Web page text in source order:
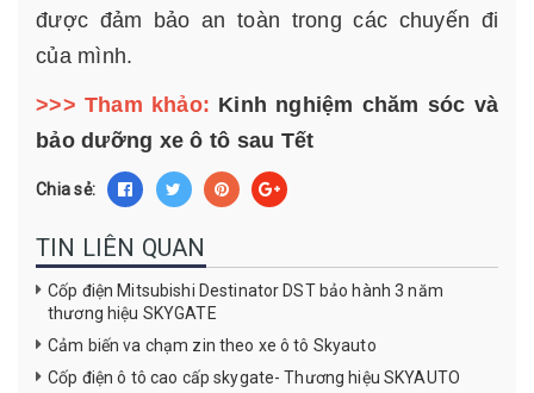
được đảm bảo an toàn trong các chuyến đi
của mình.
>>> Tham khảo: Kinh nghiệm chăm sóc và
bảo dưỡng xe ô tô sau Tết
Chia sẻ:
TIN LIÊN QUAN
Cốp điện Mitsubishi Destinator DST bảo hành 3 năm
thương hiệu SKYGATE
Cảm biến va chạm zin theo xe ô tô Skyauto
Cốp điện ô tô cao cấp skygate- Thương hiệu SKYAUTO